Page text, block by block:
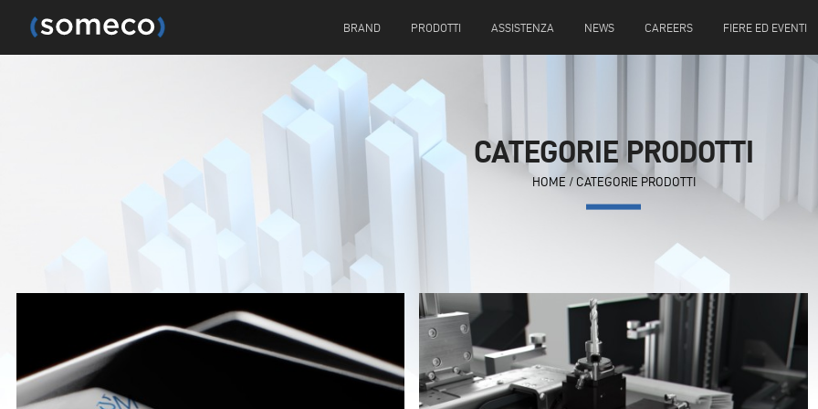
BRAND PRODOTTI ASSISTENZA NEWS CAREERS FIERE ED EVENTI
CATEGORIE PRODOTTI
HOME / CATEGORIE PRODOTTI